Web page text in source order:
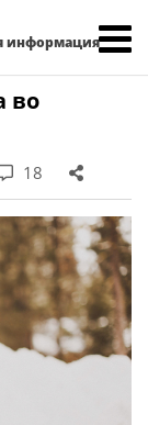
информация
во
18